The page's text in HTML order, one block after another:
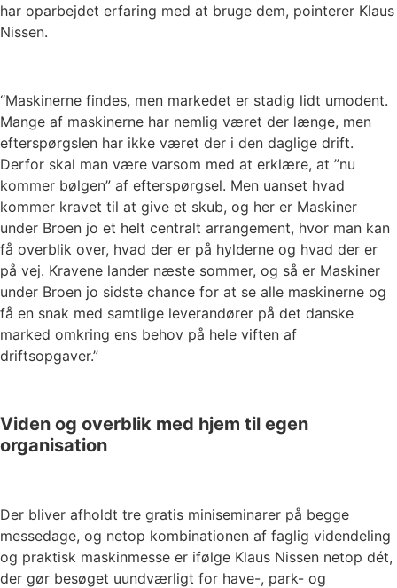
har oparbejdet erfaring med at bruge dem, pointerer Klaus
Nissen.
“Maskinerne findes, men markedet er stadig lidt umodent.
Mange af maskinerne har nemlig været der længe, men
efterspørgslen har ikke været der i den daglige drift.
Derfor skal man være varsom med at erklære, at ”nu
kommer bølgen” af efterspørgsel. Men uanset hvad
kommer kravet til at give et skub, og her er Maskiner
under Broen jo et helt centralt arrangement, hvor man kan
få overblik over, hvad der er på hylderne og hvad der er
på vej. Kravene lander næste sommer, og så er Maskiner
under Broen jo sidste chance for at se alle maskinerne og
få en snak med samtlige leverandører på det danske
marked omkring ens behov på hele viften af
driftsopgaver.”
Viden og overblik med hjem til egen
organisation
Der bliver afholdt tre gratis miniseminarer på begge
messedage, og netop kombinationen af faglig videndeling
og praktisk maskinmesse er ifølge Klaus Nissen netop dét,
der gør besøget uundværligt for have-, park- og